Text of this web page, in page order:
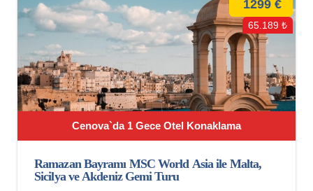
Cenova`da 1 Gece Otel Konaklama
1299 €
65.189 ₺
Ramazan Bayramı MSC World Asia ile Malta,
Sicilya ve Akdeniz Gemi Turu